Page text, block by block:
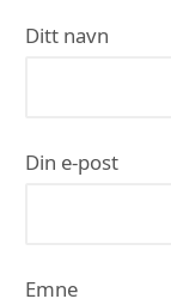
Ditt navn
Din e-post
Emne